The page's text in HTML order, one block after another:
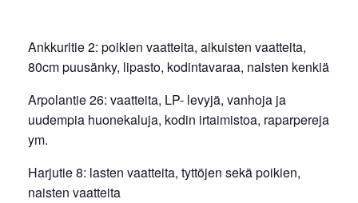
Ankkuritie 2: poikien vaatteita, aikuisten vaatteita,
80cm puusänky, lipasto, kodintavaraa, naisten kenkiä
Arpolantie 26: vaatteita, LP- levyjä, vanhoja ja
uudempia huonekaluja, kodin irtaimistoa, raparpereja
ym.
Harjutie 8: lasten vaatteita, tyttöjen sekä poikien,
naisten vaatteita